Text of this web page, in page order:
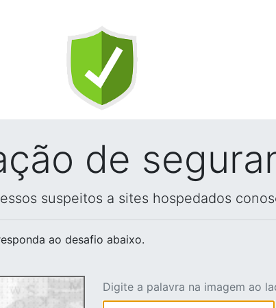
de
suspeitos a sites hospedados
ao desafio abaixo.
Digite a palavra na imagem ao